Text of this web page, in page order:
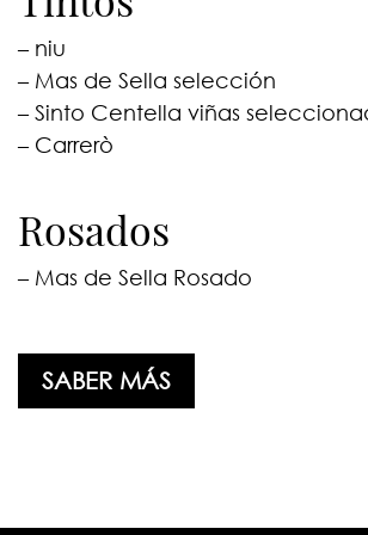
– niu
– Mas de Sella selección
– Sinto Centella viñas
– Carrerò
Rosados
– Mas de Sella Rosado
SABER MÁS